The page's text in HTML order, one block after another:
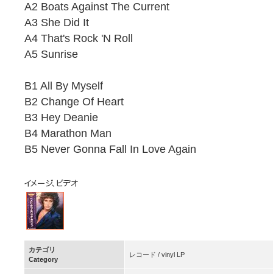
A2 Boats Against The Current
A3 She Did It
A4 That's Rock 'N Roll
A5 Sunrise
B1 All By Myself
B2 Change Of Heart
B3 Hey Deanie
B4 Marathon Man
B5 Never Gonna Fall In Love Again
カテゴリ
Category
レコード / vinyl LP